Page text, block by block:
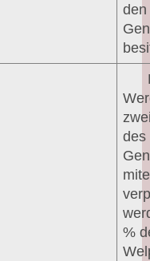
den
des
%